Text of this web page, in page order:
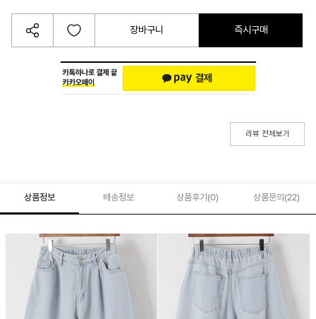
장바구니 즉시구매
리뷰 전체보기
상품정보 배송정보 상품후기(0) 상품문의 (22)